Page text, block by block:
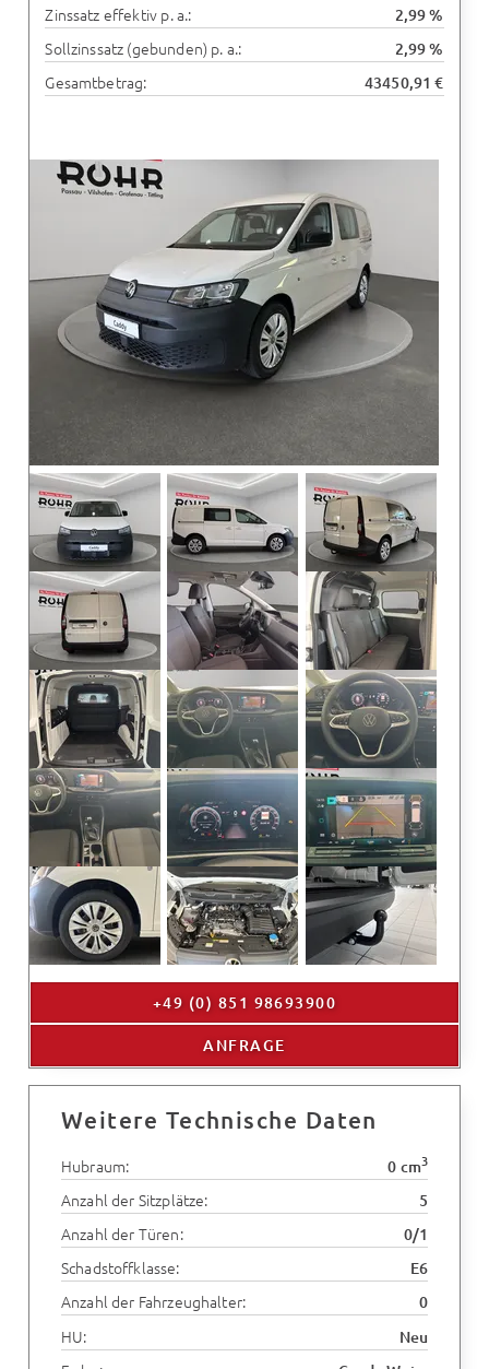
Zinssatz effektiv p. a.: 2,99 %
Sollzinssatz (gebunden) p. a.: 2,99 %
Gesamtbetrag: 43450,91 €
+49 (0) 851 98693900
ANFRAGE
Weitere Technische Daten
Hubraum: 0 cm3
Anzahl der Sitzplätze: 5
Anzahl der Türen: 0/1
Schadstoffklasse: E6
Anzahl der Fahrzeughalter: 0
HU: Neu